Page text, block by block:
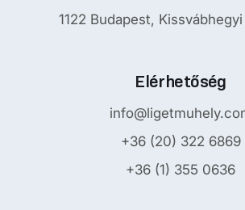
1122 Budapest,
Elérhetőség
+36 (20) 322 6869
+36 (1) 355 0636